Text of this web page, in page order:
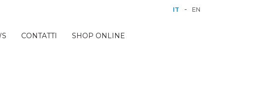
IT - EN
CONTATTI SHOP ONLINE